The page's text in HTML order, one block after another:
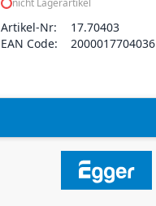
nicht Lagerartikel
Artikel-Nr:
17.70403
EAN Code:
2000017704036